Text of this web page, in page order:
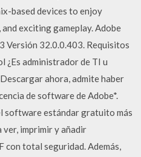
based devices to enjoy
exciting gameplay. Adobe
Versión 32.0.0.403. Requisitos
¿Es administrador de TI u
ahora, admite haber
de software de Adobe*.
software estándar gratuito más
imprimir y añadir
con total seguridad. Además,